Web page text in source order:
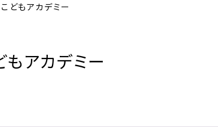
どもアカデミー
アカデミー